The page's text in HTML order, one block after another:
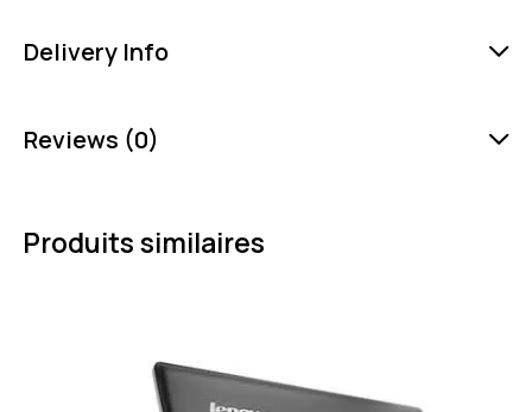
Delivery Info
Reviews (0)
Produits similaires